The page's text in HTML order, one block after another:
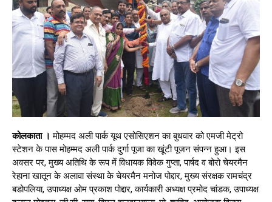
कोलकाता । मोहम्मद अली पार्क यूथ एसोसिएशन का बुधवार को एमजी मेट्रो
स्टेशन के पास मोहम्मद अली पार्क दुर्गा पूजा का खूंटी पूजन संपन्न हुआ। इस
अवसर पर, मुख्य अतिथि के रूप में विधायक विवेक गुप्ता, पार्षद व बोरो चेयरमैन
रेहाना खातून के अलावा संस्था के चेयरमैन मनोज पोद्दार, मुख्य संरक्षक रामचंद्र
बडोपलिया, उपाध्यक्ष ओम प्रकाश पोद्दार, कार्यकारी अध्यक्ष प्रमोद चांडक, उपाध्यक्ष